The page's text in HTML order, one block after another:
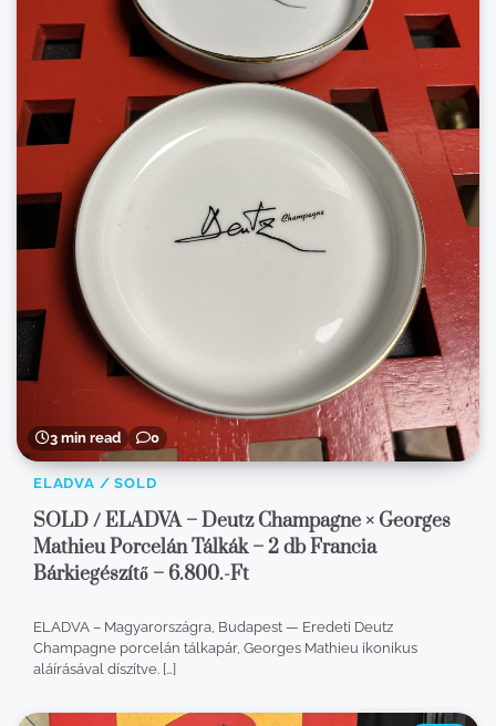
3 min read 0
ELADVA / SOLD
SOLD / ELADVA – Deutz Champagne × Georges
Mathieu Porcelán Tálkák – 2 db Francia
Bárkiegészítő – 6.800.-Ft
ELADVA – Magyarországra, Budapest — Eredeti Deutz
Champagne porcelán tálkapár, Georges Mathieu ikonikus
aláírásával díszítve. […]